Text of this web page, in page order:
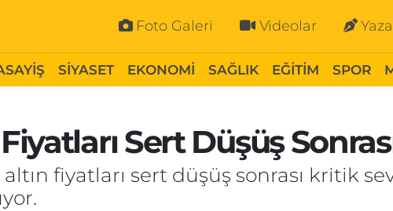
Foto Galeri Videolar
SİYASET EKONOMİ SAĞLIK EĞİTİM SPOR
Sert Düşüş
fiyatları sert düşüş sonrası kritik